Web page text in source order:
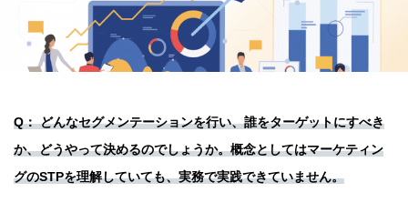
Q： どんなセグメンテーションを行い、誰をターゲットにすべき
か、どうやって決めるのでしょうか。概念としてはマーケティン
グのSTPを理解していても、実務で実践できていません。